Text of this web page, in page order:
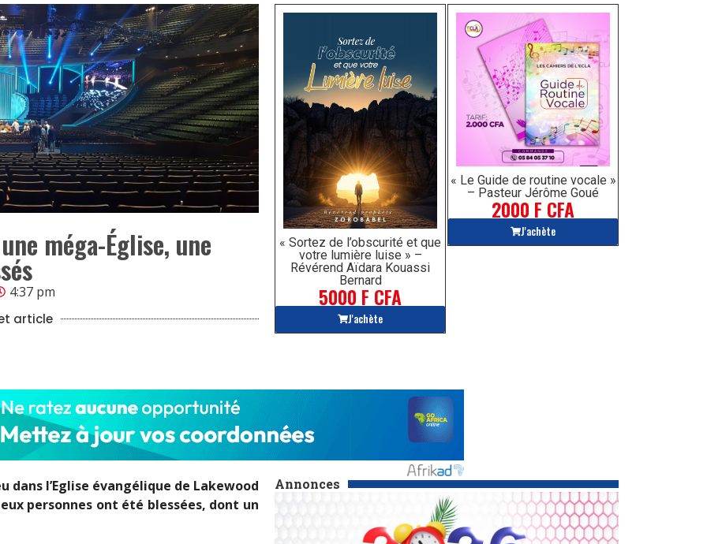
« Sortez de l’obscurité et que
votre lumière luise » –
Révérend Aïdara Kouassi
Bernard
5000 F CFA
J'achète
« Le Guide de routine vocale »
– Pasteur Jérôme Goué
2000 F CFA
J'achète
méga-Église, une
4:37 pm
article
Annonces
l’Eglise évangélique de Lakewood
personnes ont été blessées, dont un